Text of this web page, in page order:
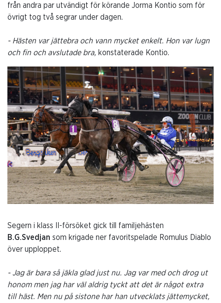
från andra par utvändigt för körande Jorma Kontio som för
övrigt tog två segrar under dagen.
- Hästen var jättebra och vann mycket enkelt. Hon var lugn
och fin och avslutade bra, konstaterade Kontio.
Segern i klass II-försöket gick till familjehästen
B.G.Svedjan som krigade ner favoritspelade Romulus Diablo
över upploppet.
- Jag är bara så jäkla glad just nu. Jag var med och drog ut
honom men jag har väl aldrig tyckt att det är något extra
till häst. Men nu på sistone har han utvecklats jättemycket,